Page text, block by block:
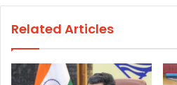
Related Articles